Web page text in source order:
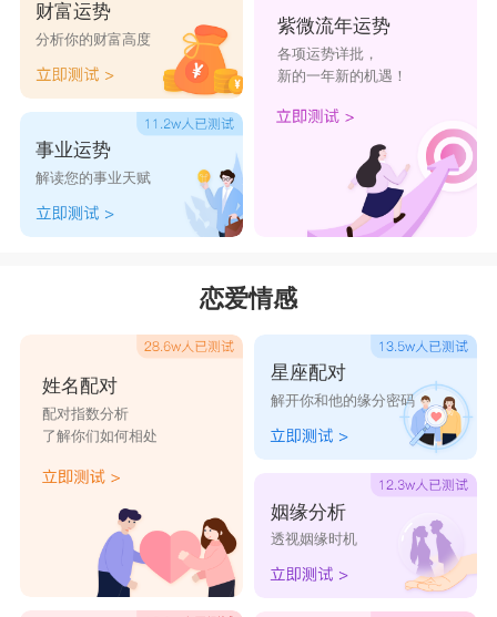
财富运势
分析你的财富高度
事业运势
解读您的事业天赋
紫微流年运势
各项运势详批，
新的一年新的机遇！
恋爱情感
姓名配对
配对指数分析
了解你们如何相处
星座配对
解开你和他的缘分密码
姻缘分析
透视姻缘时机